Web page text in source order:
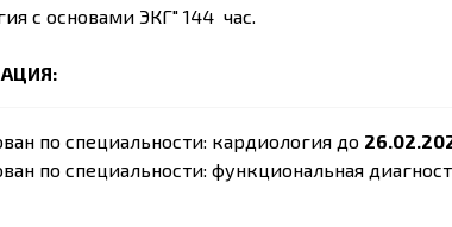
с основами ЭКГ" 144 час.
по специальности: кардиология до
по специальности: функциональная